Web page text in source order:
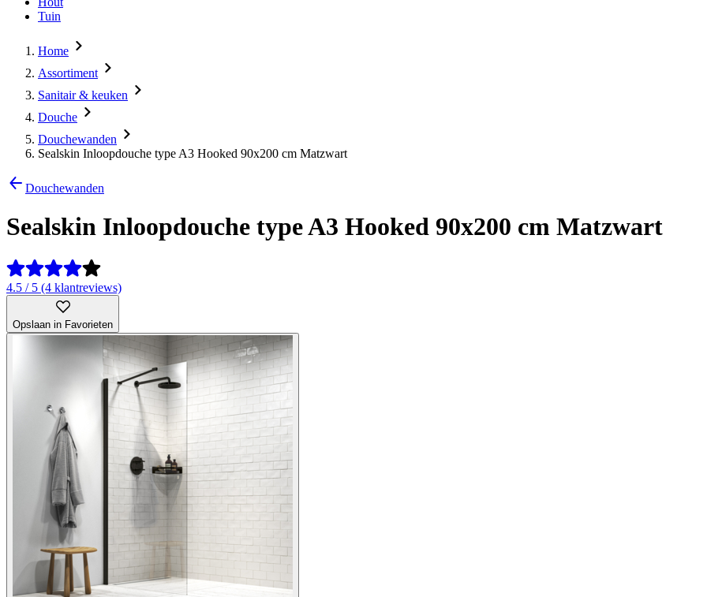
Tuin
Home
Assortiment
Sanitair & keuken
Douche
Douchewanden
Sealskin Inloopdouche type A3 Hooked 90x200 cm Matzwart
Douchewanden
Sealskin Inloopdouche type A3 Hooked 90x200 cm Matzwart
4.5 / 5 (4 klantreviews)
Opslaan in Favorieten